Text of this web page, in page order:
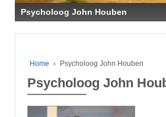
Psycholoog John Houben
Home › Psycholoog John Houben
Psycholoog John